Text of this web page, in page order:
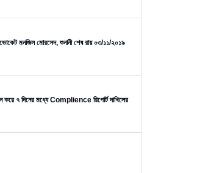
মনজিল মোরসেদ, শুনানী শেষ রায় ০৩/১১/২০১৯
করে ৭ দিনের মধ্যে Complience রিপোর্ট দাখিলের